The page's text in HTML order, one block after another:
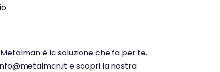
è la soluzione che fa per te.
e scopri la nostra